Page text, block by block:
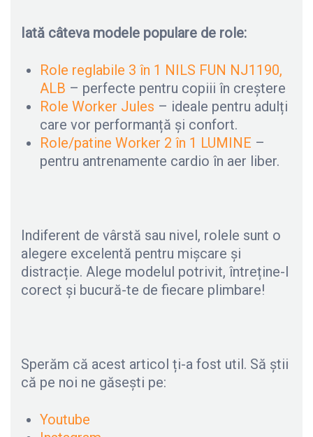
Iată câteva modele populare de role:
Role reglabile 3 în 1 NILS FUN NJ1190,
ALB – perfecte pentru copiii în creștere
Role Worker Jules – ideale pentru adulți
care vor performanță și confort.
Role/patine Worker 2 în 1 LUMINE –
pentru antrenamente cardio în aer liber.
Indiferent de vârstă sau nivel, rolele sunt o
alegere excelentă pentru mișcare și
distracție. Alege modelul potrivit, întreține-l
corect și bucură-te de fiecare plimbare!
Sperăm că acest articol ți-a fost util. Să știi
că pe noi ne găsești pe:
Youtube